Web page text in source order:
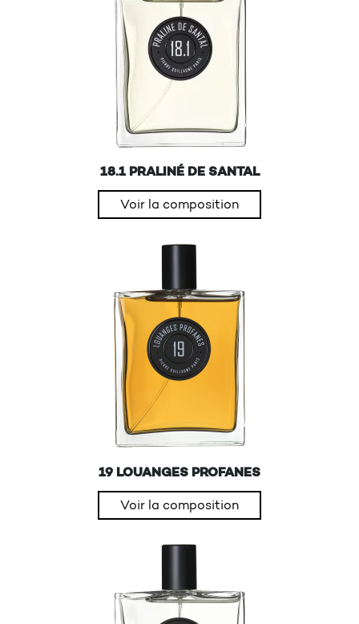
18.1 PRALINÉ DE SANTAL
Voir la composition
19 LOUANGES PROFANES
Voir la composition